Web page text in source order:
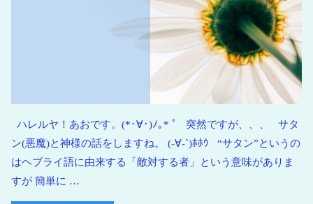
ハレルヤ！あおです。(*･∀･)ﾉ｡* ﾟ 突然ですが、、、 サタ
ン(悪魔)と神様の話をしますね。 (-∀-`)ﾎﾎｳ “サタン”というの
はヘブライ語に由来する「敵対する者」という意味がありま
すが 簡単に …